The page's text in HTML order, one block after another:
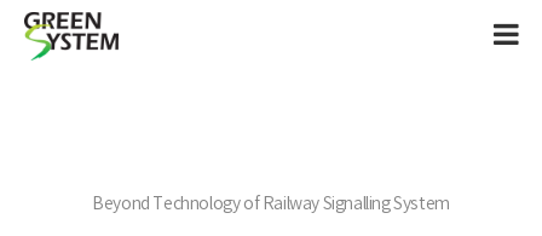
Beyond Technology of Railway Signalling System